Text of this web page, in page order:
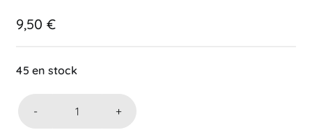
9,50€
45 en stock